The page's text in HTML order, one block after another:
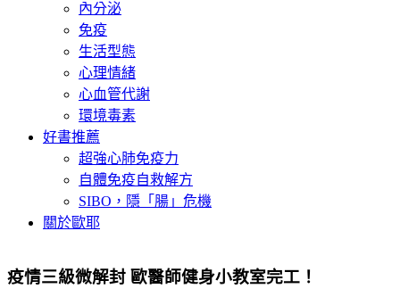
內分泌
免疫
生活型態
心理情緒
心血管代謝
環境毒素
好書推薦
超強心肺免疫力
自體免疫自救解方
SIBO，隱「腸」危機
關於歐耶
疫情三級微解封 歐醫師健身小教室完工！